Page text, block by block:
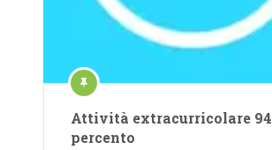
Attività extracurricolare 94
percento